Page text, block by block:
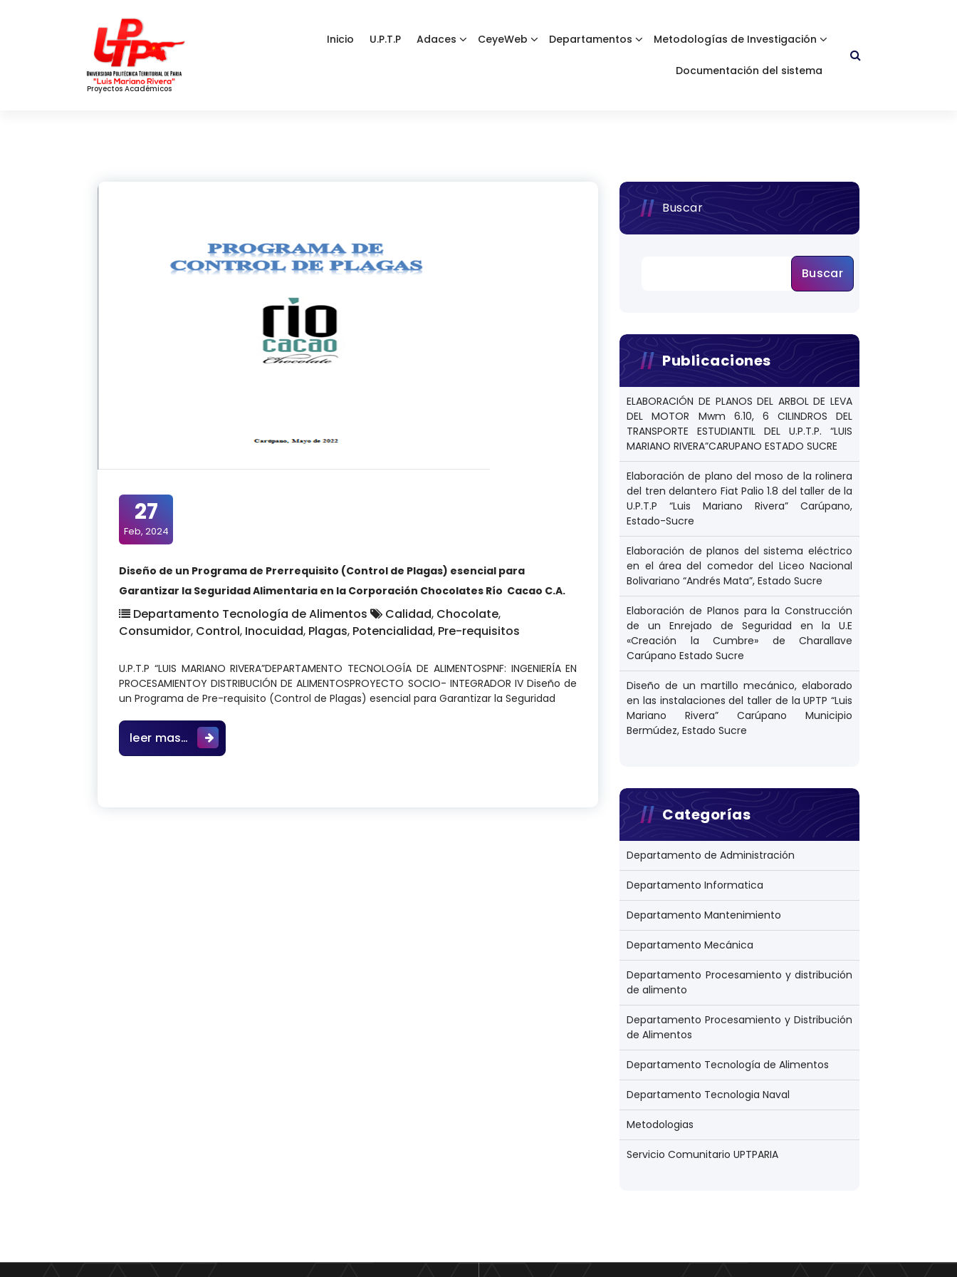
Proyectos Académicos
Inicio U.P.T.P Adaces CeyeWeb Departamentos Metodologías de Investigación
Documentación del sistema
27
Feb, 2024
Diseño de un Programa de Prerrequisito (Control de Plagas) esencial para
Garantizar la Seguridad Alimentaria en la Corporación Chocolates Río Cacao C.A.
Departamento Tecnología de Alimentos Calidad, Chocolate,
Consumidor, Control, Inocuidad, Plagas, Potencialidad, Pre-requisitos
U.P.T.P “LUIS MARIANO RIVERA”DEPARTAMENTO TECNOLOGÍA DE ALIMENTOSPNF: INGENIERÍA EN
PROCESAMIENTOY DISTRIBUCIÓN DE ALIMENTOSPROYECTO SOCIO- INTEGRADOR IV Diseño de
un Programa de Pre-requisito (Control de Plagas) esencial para Garantizar la Seguridad
leer mas… Diseño de un Programa de Prerrequisito (Control de Plagas) esencial para Garantizar la Seguridad Alimentaria en la
Buscar
Buscar
Publicaciones
ELABORACIÓN DE PLANOS DEL ARBOL DE LEVA
DEL MOTOR Mwm 6.10, 6 CILINDROS DEL
TRANSPORTE ESTUDIANTIL DEL U.P.T.P. “LUIS
MARIANO RIVERA”CARUPANO ESTADO SUCRE
Elaboración de plano del moso de la rolinera
del tren delantero Fiat Palio 1.8 del taller de la
U.P.T.P “Luis Mariano Rivera” Carúpano,
Estado-Sucre
Elaboración de planos del sistema eléctrico
en el área del comedor del Liceo Nacional
Bolivariano “Andrés Mata”, Estado Sucre
Elaboración de Planos para la Construcción
de un Enrejado de Seguridad en la U.E
«Creación la Cumbre» de Charallave
Carúpano Estado Sucre
Diseño de un martillo mecánico, elaborado
en las instalaciones del taller de la UPTP “Luis
Mariano Rivera” Carúpano Municipio
Bermúdez, Estado Sucre
Categorías
Departamento de Administración
Departamento Informatica
Departamento Mantenimiento
Departamento Mecánica
Departamento Procesamiento y distribución
de alimento
Departamento Procesamiento y Distribución
de Alimentos
Departamento Tecnología de Alimentos
Departamento Tecnologia Naval
Metodologias
Servicio Comunitario UPTPARIA